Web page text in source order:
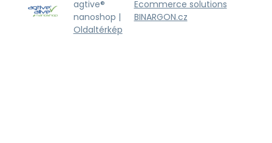
agtive®
nanoshop |
Oldaltérkép
Ecommerce solutions
BINARGON.cz